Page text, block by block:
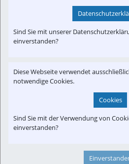
Interessensgruppen
Neubau-Infra
Newslink POI
Sind Sie mit unserer
einverstanden?
Diese Webseite verwendet
notwendige Cookies.
Cookies
Sind Sie mit der Verwendung von
einverstanden?